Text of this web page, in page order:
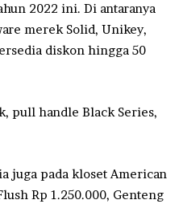
2022 ini. Di antaranya
merek Solid, Unikey,
diskon hingga 50
pull handle Black Series,
juga pada kloset American
Rp 1.250.000, Genteng